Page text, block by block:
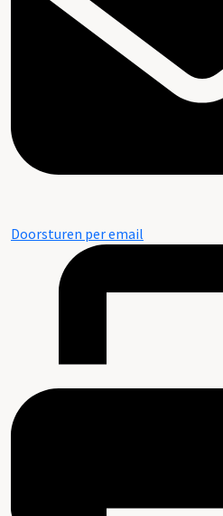
Doorsturen per email